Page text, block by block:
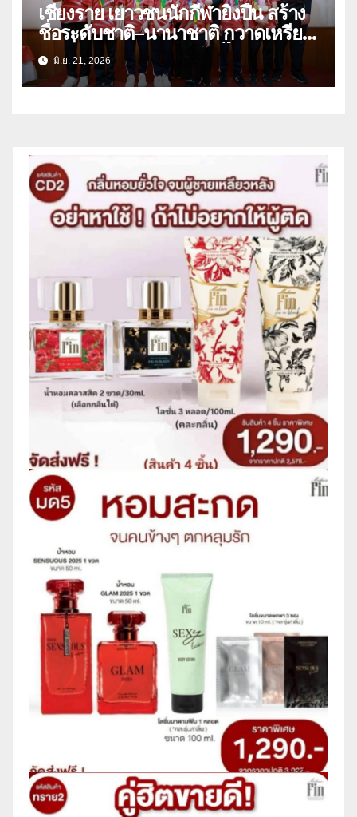
เชียงราย เยาวชนนักกีฬายิงปืน สร้าง
ชื่อระดับชาติ–นานาชาติ กวาดเหรียญ
ต่อเนื่อง พร้อมติดทีมชาติไทยลุยเวที
โลก
มิ.ย. 21, 2026